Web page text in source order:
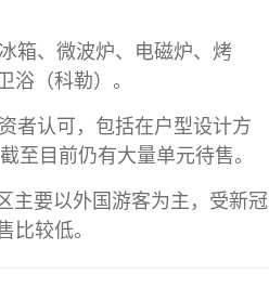
箱、微波炉、电磁炉、烤
浴（科勒）。
者认可，包括在户型设计方
至目前仍有大量单元待售。
主要以外国游客为主，受新冠
比较低。